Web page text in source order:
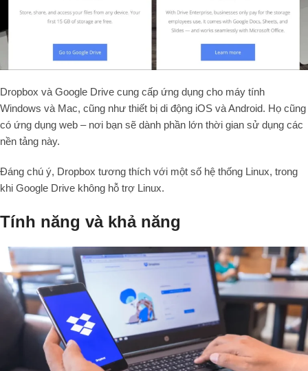
Dropbox và Google Drive cung cấp ứng dụng cho máy tính
Windows và Mac, cũng như thiết bị di động iOS và Android. Họ cũng
có ứng dụng web – nơi bạn sẽ dành phần lớn thời gian sử dụng các
nền tảng này.
Đáng chú ý, Dropbox tương thích với một số hệ thống Linux, trong
khi Google Drive không hỗ trợ Linux.
Tính năng và khả năng